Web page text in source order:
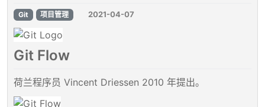
Git 项目管理 2021-04-07
Git Flow
荷兰程序员 Vincent Driessen 2010 年提出。